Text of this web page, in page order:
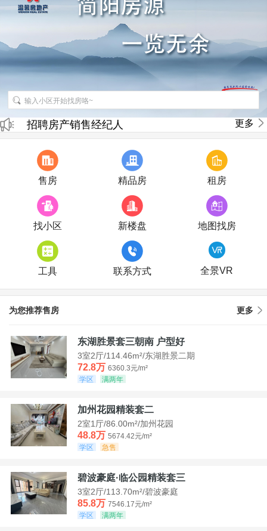
招聘房产销售经纪人
房产直播
更多
售房 精品房 租房
找小区 新楼盘 地图找房
工具 联系方式 全景VR
为您推荐售房 更多
东湖胜景套三朝南 户型好
3室2厅/114.46m²/东湖胜景二期
72.8万 6360.3元/m²
学区
满两年
加州花园精装套二
2室1厅/86.00m²/加州花园
48.8万 5674.42元/m²
学区
急售
碧波豪庭·临公园精装套三
3室2厅/113.70m²/碧波豪庭
85.8万 7546.17元/m²
学区
满两年